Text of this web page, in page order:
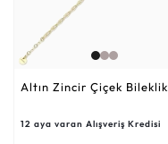
Altın Zincir Çiçek Bileklik
12 aya varan Alışveriş Kredisi